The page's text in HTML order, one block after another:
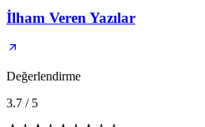
İlham Veren Yazılar
Değerlendirme
3.7 / 5